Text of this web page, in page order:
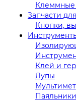
Клеммные
Запчасти
Кнопки,
Клей и
Лупы